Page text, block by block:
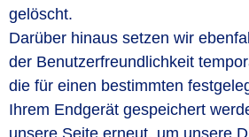
gelöscht.
Darüber hinaus setzen wir
der Benutzerfreundlichkeit
die für einen bestimmten
Ihrem Endgerät gespeichert
unsere Seite erneut, um unsere